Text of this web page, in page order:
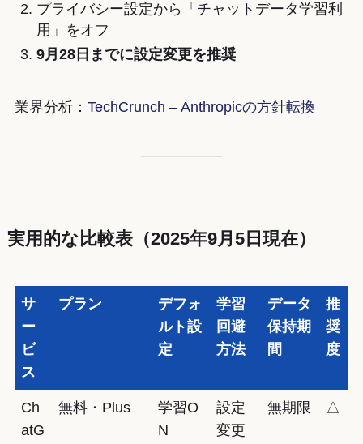
プライバシー設定から「チャットデータ学習利
用」をオフ
9月28日までに設定変更を推奨
業界分析： TechCrunch – Anthropicの方針転換
実用的な比較表（2025年9月5日現在）
サ
ー
ビ
ス
プラン
デフォ
ルト設
定
学習
回避
方法
データ
保持期
間
推
奨
度
Ch
atG
無料・Plus
学習O
N
設定
変更
無期限 △